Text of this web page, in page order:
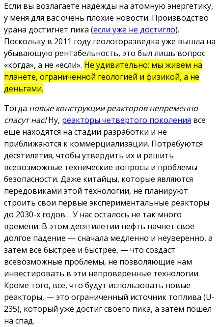
Если вы возлагаете надежды на атомную энергетику,
у меня для вас очень плохие новости: Производство
урана достигнет пика (если уже не достигло).
Поскольку в 2011 году геологоразведка уже вышла на
убывающую рентабельность, это был лишь вопрос
«когда», а не «если». Не удивительно: мы живем на
планете, ограниченной геологией и физикой, а не
деньгами.
Тогда новые конструкции реакторов непременно
спасут нас!Ну, реакторы четвертого поколения все
еще находятся на стадии разработки и не
приближаются к коммерциализации. Потребуются
десятилетия, чтобы утвердить их и решить
всевозможные технические вопросы и проблемы
безопасности. Даже китайцы, которые являются
передовиками этой технологии, не планируют
строить свои первые экспериментальные реакторы
до 2030-х годов… У нас осталось не так много
времени. В этом десятилетии нефть начнет свое
долгое падение — сначала медленно и неуверенно, а
затем все быстрее и быстрее, — что создаст
всевозможные проблемы, не позволяющие нам
инвестировать в эти непроверенные технологии.
Кроме того, все, что будут использовать новые
реакторы, — это ограниченный источник топлива (U-
235), который уже достиг своего пика, а затем пошел
на спад.